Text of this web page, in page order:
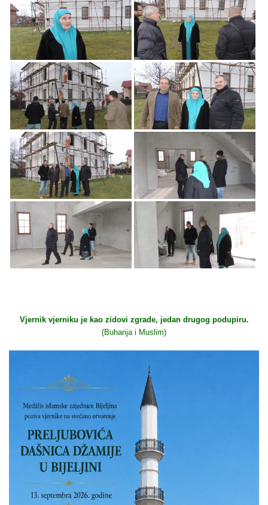
Vjernik vjerniku je kao zidovi zgrade, jedan drugog podupiru.
(Buharija i Muslim)